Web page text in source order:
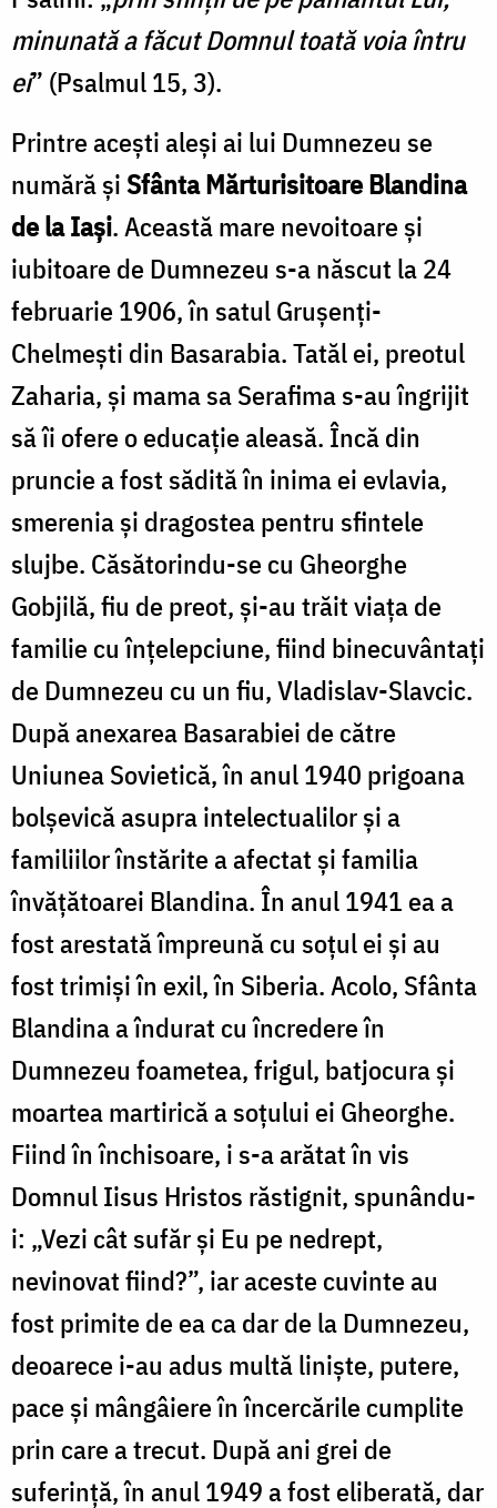
minunată a făcut Domnul toată voia întru
ei” (Psalmul 15, 3).
Printre acești aleși ai lui Dumnezeu se
numără șiSfânta Mărturisitoare Blandina
de la Iași. Această mare nevoitoare și
iubitoare de Dumnezeu s-a născut la 24
februarie 1906, în satul Grușenți-
Chelmești din Basarabia. Tatăl ei, preotul
Zaharia, și mama sa Serafima s-au îngrijit
să îi ofere o educație aleasă. Încă din
pruncie a fost sădită în inima ei evlavia,
smerenia și dragostea pentru sfintele
slujbe. Căsătorindu-se cu Gheorghe
Gobjilă, fiu de preot, și-au trăit viața de
familie cu înțelepciune, fiind binecuvântați
de Dumnezeu cu un fiu, Vladislav-Slavcic.
După anexarea Basarabiei de către
Uniunea Sovietică, în anul 1940 prigoana
bolșevică asupra intelectualilor și a
familiilor înstărite a afectat și familia
învățătoarei Blandina. În anul 1941 ea a
fost arestată împreună cu soțul ei și au
fost trimiși în exil, în Siberia. Acolo, Sfânta
Blandina a îndurat cu încredere în
Dumnezeu foametea, frigul, batjocura și
moartea martirică a soțului ei Gheorghe.
Fiind în închisoare, i s-a arătat în vis
Domnul Iisus Hristos răstignit, spunându-
i: „Vezi cât sufăr și Eu pe nedrept,
nevinovat fiind?”, iar aceste cuvinte au
fost primite de ea ca dar de la Dumnezeu,
deoarece i-au adus multă liniște, putere,
pace și mângâiere în încercările cumplite
prin care a trecut. După ani grei de
suferință, în anul 1949 a fost eliberată, dar